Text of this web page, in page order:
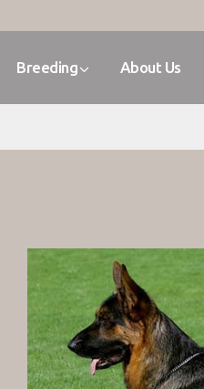
Breeding About Us